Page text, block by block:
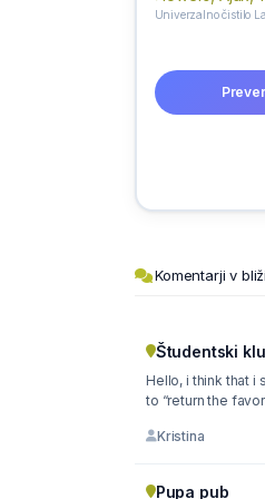
Komentarji v
Študentski
Hello, i think that i
to “return the
Kristina
Pupa pub